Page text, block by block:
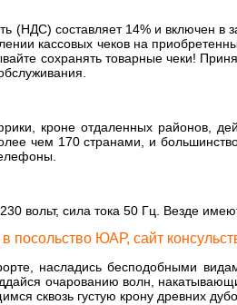
(НДС) составляет 14% и включен в
кассовых чеков на
сохранять товарные чеки!
кроне отдаленных районов,
чем 170 странами, и
вольт, сила тока 50 Гц. Везде
посольство ЮАР, сайт
насладись бесподобными
очарованию волн,
сквозь густую крону древних